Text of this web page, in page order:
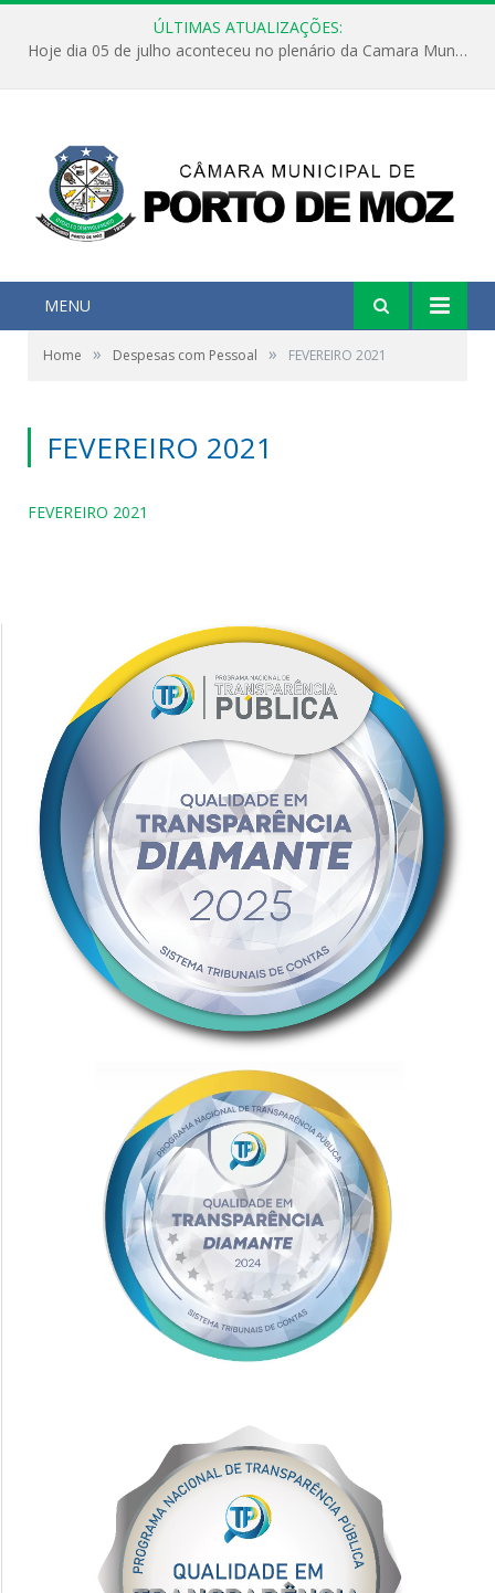
ÚLTIMAS ATUALIZAÇÕES:
Hoje dia 05 de julho aconteceu no plenário da Camara Municipal de Porto de Moz a Sessão Solene de Abertura dos Trabalhos Legislativos 2º Período da 23ª Legislatura
MENU
Home » Despesas com Pessoal » FEVEREIRO 2021
FEVEREIRO 2021
FEVEREIRO 2021